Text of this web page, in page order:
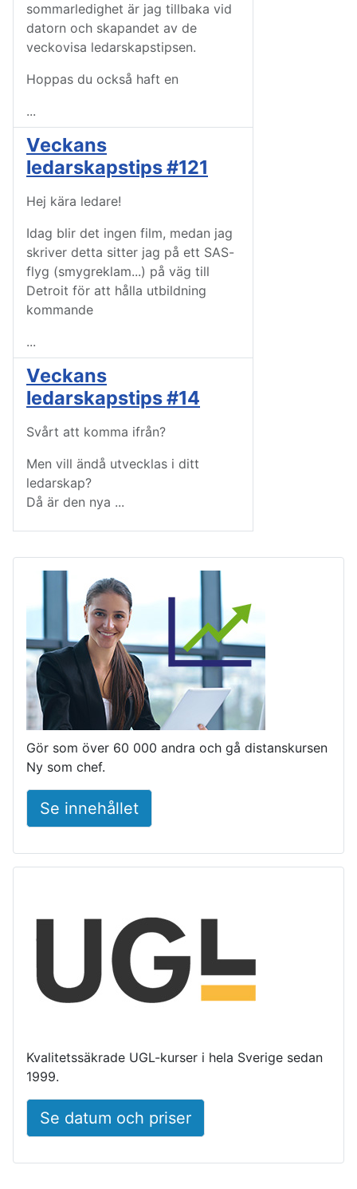
Gör som över 60 000 andra och gå distanskursen
Ny som chef.
Se innehållet
Kvalitetssäkrade UGL-kurser i hela Sverige sedan
1999.
Se datum och priser
sommarledighet är jag tillbaka vid
datorn och skapandet av de
veckovisa ledarskapstipsen.
Hoppas du också haft en
...
Veckans
ledarskapstips #121
Hej kära ledare!
Idag blir det ingen film, medan jag
skriver detta sitter jag på ett SAS-
flyg (smygreklam...) på väg till
Detroit för att hålla utbildning
kommande
...
Veckans
ledarskapstips #14
Svårt att komma ifrån?
Men vill ändå utvecklas i ditt
ledarskap?
Då är den nya ...